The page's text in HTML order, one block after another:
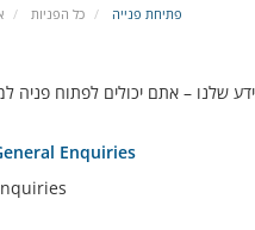
כל הפניות פתיחת פנייה
Enquiries